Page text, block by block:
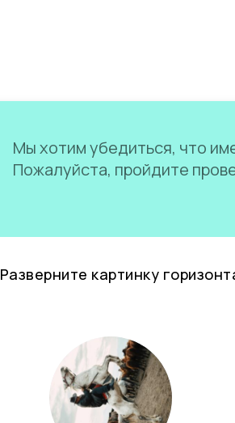
Мы хотим убедиться, что
Пожалуйста, пройдите
Разверните картинку